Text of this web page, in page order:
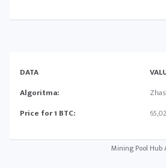
DATA
Algoritma:
Price for 1 BTC:
Mining Pool Hub